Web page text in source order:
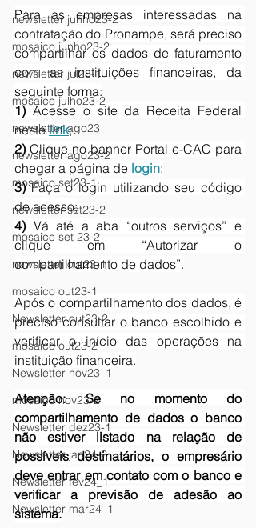
newsletter junho23-2
mosaico junho23-2
newsletter jul23-1
mosaico julho23-2
newsletter ago23
newsletter ago23-2
mosaico set23-1
newsletter set23-2
mosaico set 23-2
newsletter out23-1
mosaico out23-1
Newsletter out23-2
mosaico out23-2
Newsletter nov23_1
mosaico nov23-2
Newsletter dez23-1
Newsletter jan24-2
Newsletter fev24_1
Newsletter mar24_1
Para as empresas interessadas na
contratação do Pronampe, será preciso
compartilhar os dados de faturamento
com as instituições financeiras, da
seguinte forma:
1) Acesse o site da Receita Federal
neste link;
2) Clique no banner Portal e-CAC para
chegar a página de login;
3) Faça o login utilizando seu código
de acesso;
4) Vá até a aba “outros serviços” e
clique em “Autorizar o
compartilhamento de dados”.
Após o compartilhamento dos dados, é
preciso consultar o banco escolhido e
verificar o início das operações na
instituição financeira.
Atenção: Se no momento do
compartilhamento de dados o banco
não estiver listado na relação de
possíveis destinatários, o empresário
deve entrar em contato com o banco e
verificar a previsão de adesão ao
sistema.